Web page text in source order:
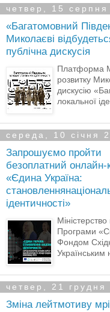
четвер, 15
«Багатомовний
Миколаєві
публічна дискусія
Платформа
розвитку
дискусію
локальної
середа, 10 січня
Запрошуємо пройти
безоплатний онлайн-
«Єдина Україна:
ідентичності»
Програми
Фондом
Українським
четвер, 21 грудня
Зміна лейтмотиву